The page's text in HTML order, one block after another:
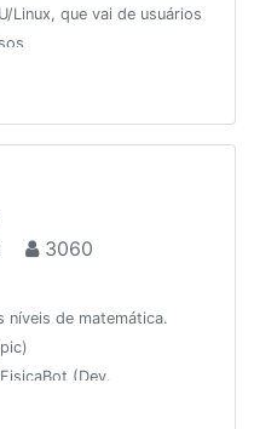
Linux, que vai de usuários
16/11/2015
3060
de matemática.
(Dev.